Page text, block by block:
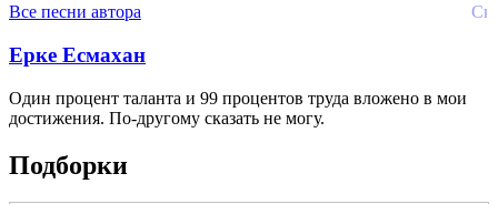
Все песни автора
Ерке Есмахан
Один процент таланта и 99 процентов труда вложено в мои
достижения. По-другому сказать не могу.
Подборки